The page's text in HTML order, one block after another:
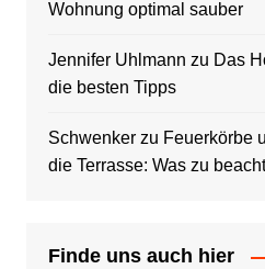
Wohnung optimal sauber
Jennifer Uhlmann zu Das
die besten Tipps
Schwenkerzu Feuerkörbe
die Terrasse: Was zu
Finde uns auch hier